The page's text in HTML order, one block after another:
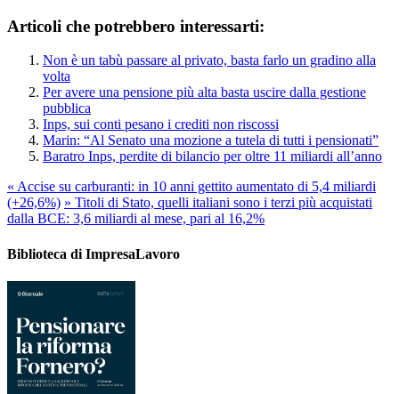
Articoli che potrebbero interessarti:
Non è un tabù passare al privato, basta farlo un gradino alla
volta
Per avere una pensione più alta basta uscire dalla gestione
pubblica
Inps, sui conti pesano i crediti non riscossi
Marin: “Al Senato una mozione a tutela di tutti i pensionati”
Baratro Inps, perdite di bilancio per oltre 11 miliardi all’anno
« Accise su carburanti: in 10 anni gettito aumentato di 5,4 miliardi
(+26,6%) » Titoli di Stato, quelli italiani sono i terzi più acquistati
dalla BCE: 3,6 miliardi al mese, pari al 16,2%
Biblioteca di ImpresaLavoro